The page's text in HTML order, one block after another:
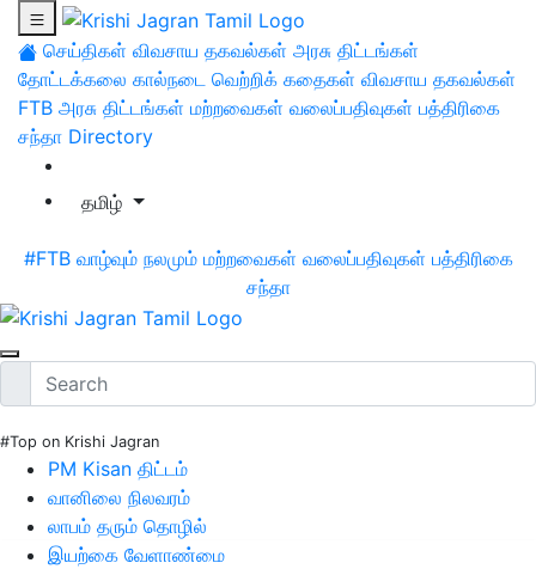
செய்திகள் விவசாய தகவல்கள் அரசு திட்டங்கள்
தோட்டக்கலை கால்நடை வெற்றிக் கதைகள் விவசாய தகவல்கள்
FTB அரசு திட்டங்கள் மற்றவைகள் வலைப்பதிவுகள் பத்திரிகை
சந்தா Directory
தமிழ்
#FTB வாழ்வும் நலமும் மற்றவைகள் வலைப்பதிவுகள் பத்திரிகை
சந்தா
#Top on Krishi Jagran
PM Kisan திட்டம்
வானிலை நிலவரம்
லாபம் தரும் தொழில்
இயற்கை வேளாண்மை